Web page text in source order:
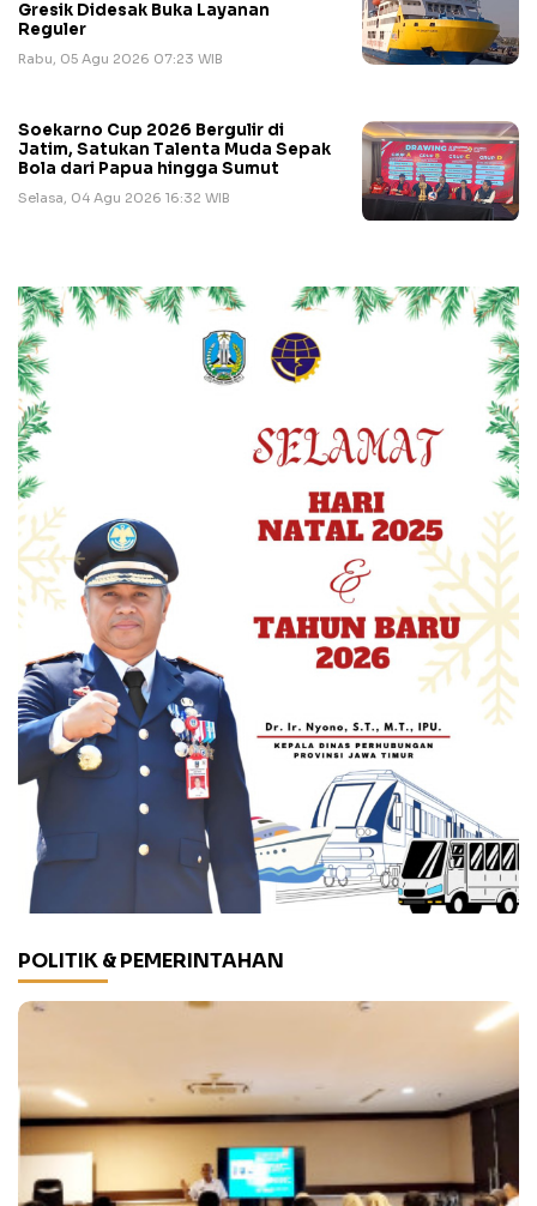
Gresik Didesak Buka Layanan
Reguler
Rabu, 05 Agu 2026 07:23 WIB
Soekarno Cup 2026 Bergulir di
Jatim, Satukan Talenta Muda Sepak
Bola dari Papua hingga Sumut
Selasa, 04 Agu 2026 16:32 WIB
POLITIK & PEMERINTAHAN